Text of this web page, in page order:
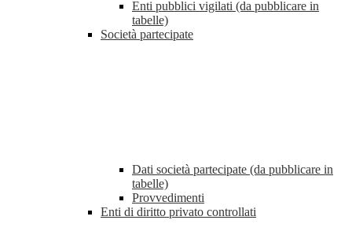
Enti pubblici vigilati (da pubblicare in
tabelle)
Società partecipate
Dati società partecipate (da pubblicare in
tabelle)
Provvedimenti
Enti di diritto privato controllati